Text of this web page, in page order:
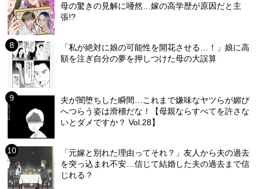
母の驚きの見解に唖然…嫁の高学歴が原因だと主
張!?
「私が絶対に娘の可能性を開花させる…！」娘に高
額を注ぎ自分の夢を押しつけた母の大誤算
夫が闇堕ちした瞬間…これまで嫌味なヤツらが媚び
へつらう姿は滑稽だな！【母親ならすべてを許さな
いとダメですか？ Vol.28】
「元嫁と別れた理由ってそれ？」友人から夫の過去
を突っ込まれ不安…信じて結婚した夫の過去まで信
じれる？